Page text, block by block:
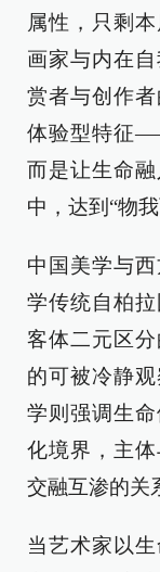
属性，只剩
画家与内在
赏者与创作
体验型特征
而是让生命
中，达到“物
中国美学与
学传统自柏
客体二元区
的可被冷静
学则强调生
化境界，主
交融互渗的关
当艺术家以